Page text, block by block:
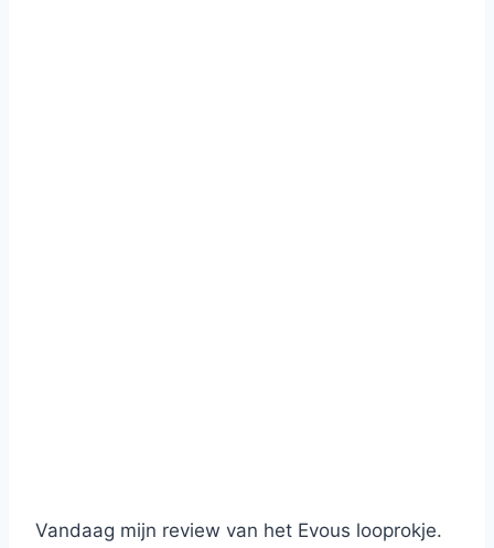
Vandaag mijn review van het Evous looprokje.